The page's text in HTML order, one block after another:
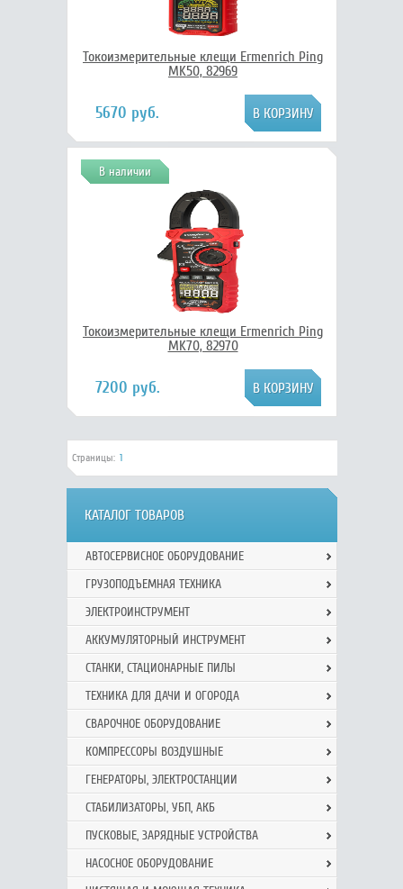
Токоизмерительные клещи Ermenrich Ping
MK50, 82969
5670 руб.
В наличии
Токоизмерительные клещи Ermenrich Ping
MK70, 82970
7200 руб.
Страницы: 1
КАТАЛОГ ТОВАРОВ
АВТОСЕРВИСНОЕ ОБОРУДОВАНИЕ
ГРУЗОПОДЪЕМНАЯ ТЕХНИКА
ЭЛЕКТРОИНСТРУМЕНТ
АККУМУЛЯТОРНЫЙ ИНСТРУМЕНТ
СТАНКИ, СТАЦИОНАРНЫЕ ПИЛЫ
ТЕХНИКА ДЛЯ ДАЧИ И ОГОРОДА
СВАРОЧНОЕ ОБОРУДОВАНИЕ
КОМПРЕССОРЫ ВОЗДУШНЫЕ
ГЕНЕРАТОРЫ, ЭЛЕКТРОСТАНЦИИ
СТАБИЛИЗАТОРЫ, УБП, АКБ
ПУСКОВЫЕ, ЗАРЯДНЫЕ УСТРОЙСТВА
НАСОСНОЕ ОБОРУДОВАНИЕ